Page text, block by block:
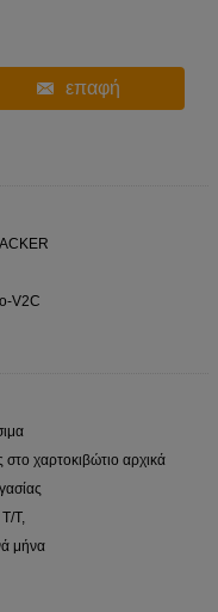
επαφή
V2C
χαρτοκιβώτιο αρχικά
T,
μήνα